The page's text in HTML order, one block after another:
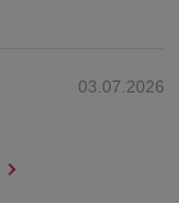
03.07.2026